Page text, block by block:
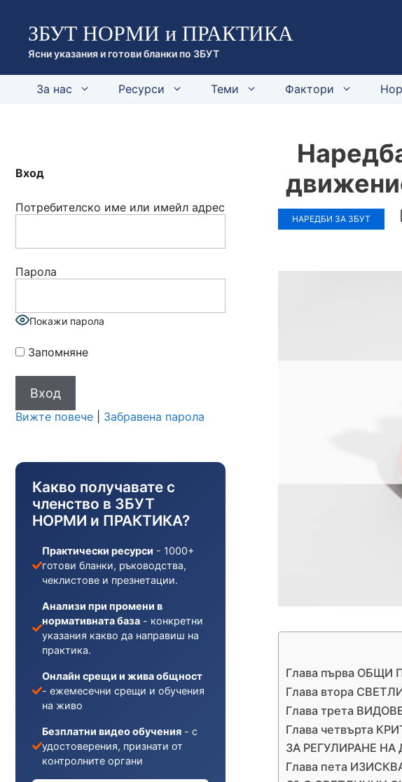
съдържанието
ЗБУТ НОРМИ и ПРАКТИКА
Ясни указания и готови бланки по ЗБУТ
За нас Ресурси Теми Фактори
НАРЕДБИ ЗА ЗБУТ
Глава първа
Глава втора
Глава трета
Глава четвърта
ЗА РЕГУЛИРАНЕ
Глава пета
Вход
Потребителско име или имейл адрес
Парола
Покажи парола
Запомняне
Вижте повече Забравена парола
Какво получавате с
членство в ЗБУТ
НОРМИ и ПРАКТИКА?
Практически ресурси - 1000+
готови бланки, ръководства,
чеклистове и презнетации.
Анализи при промени в
нормативната база - конкретни
указания какво да направиш на
практика.
Онлайн срещи и жива общност
- ежемесечни срещи и обучения
на живо
Безплатни видео обучения - с
удостоверения, признати от
контролните органи